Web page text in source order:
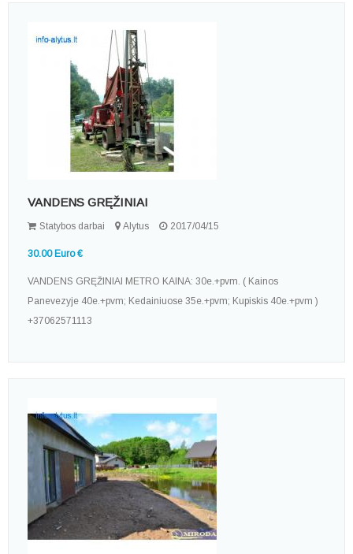
VANDENS GRĘŽINIAI
Statybos darbai Alytus 2017/04/15
30.00 Euro €
VANDENS GRĘŽINIAI METRO KAINA: 30e.+pvm. ( Kainos
Panevezyje 40e.+pvm; Kedainiuose 35e.+pvm; Kupiskis 40e.+pvm )
+37062571113